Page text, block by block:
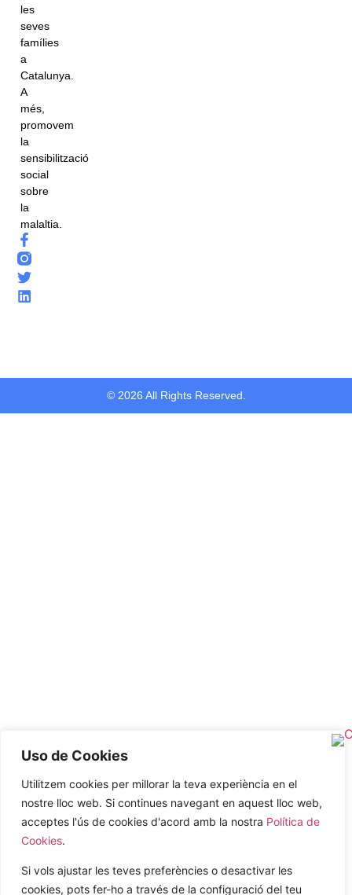
Uso de Cookies
Utilitzem cookies per millorar la teva experiència en el
nostre lloc web. Si continues navegant en aquest lloc web,
acceptes l'ús de cookies d'acord amb la nostra Política de
Cookies.
Si vols ajustar les teves preferències o desactivar les
cookies, pots fer-ho a través de la configuració del teu
les
seves
famílies
a
Catalunya.
A
més,
promovem
la
sensibilització
social
sobre
la
malaltia.
© 2026 All Rights Reserved.